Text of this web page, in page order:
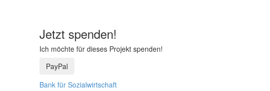
Jetzt spenden!
Ich möchte für dieses Projekt spenden!
PayPal
Bank für Sozialwirtschaft